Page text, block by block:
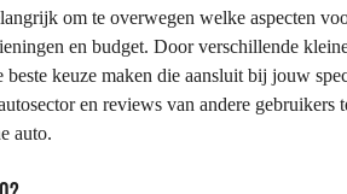
om te overwegen welke aspecten
en budget. Door verschillende
keuze maken die aansluit bij jouw
en reviews van andere gebruikers
auto.